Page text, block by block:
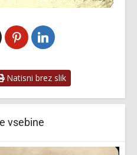
Natisni brez slik
vsebine